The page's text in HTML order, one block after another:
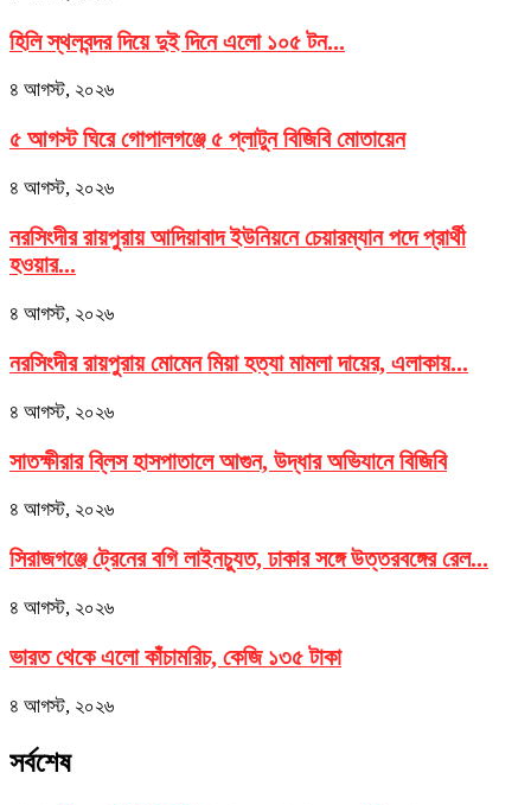
হিলি স্থলবন্দর দিয়ে দুই দিনে এলো ১০৫ টন...
৪ আগস্ট, ২০২৬
৫ আগস্ট ঘিরে গোপালগঞ্জে ৫ প্লাটুন বিজিবি মোতায়েন
৪ আগস্ট, ২০২৬
নরসিংদীর রায়পুরায় আদিয়াবাদ ইউনিয়নে চেয়ারম্যান পদে প্রার্থী
হওয়ার...
৪ আগস্ট, ২০২৬
নরসিংদীর রায়পুরায় মোমেন মিয়া হত্যা মামলা দায়ের, এলাকায়...
৪ আগস্ট, ২০২৬
সাতক্ষীরার ব্লিস হাসপাতালে আগুন, উদ্ধার অভিযানে বিজিবি
৪ আগস্ট, ২০২৬
সিরাজগঞ্জে ট্রেনের বগি লাইনচ্যুত, ঢাকার সঙ্গে উত্তরবঙ্গের রেল...
৪ আগস্ট, ২০২৬
ভারত থেকে এলো কাঁচামরিচ, কেজি ১৩৫ টাকা
৪ আগস্ট, ২০২৬
সর্বশেষ